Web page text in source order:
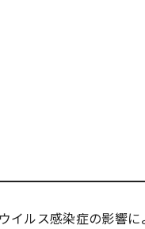
イルス感染症の影響